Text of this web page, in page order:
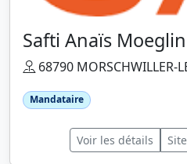
Safti Anaïs Moeglin
68790 MORSCHWILLER-
Mandataire
Voir les détails